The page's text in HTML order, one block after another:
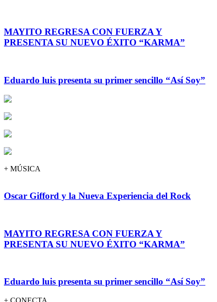
MAYITO REGRESA CON FUERZA Y
PRESENTA SU NUEVO ÉXITO “KARMA”
Eduardo luis presenta su primer sencillo “Así Soy”
+ MÚSICA
Oscar Gifford y la Nueva Experiencia del Rock
MAYITO REGRESA CON FUERZA Y
PRESENTA SU NUEVO ÉXITO “KARMA”
Eduardo luis presenta su primer sencillo “Así Soy”
+ CONECTA